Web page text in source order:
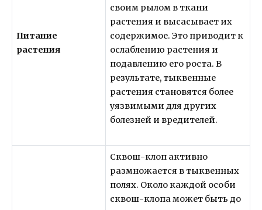
Питание
растения
своим рылом в ткани
растения и высасывает их
содержимое. Это приводит к
ослаблению растения и
подавлению его роста. В
результате, тыквенные
растения становятся более
уязвимыми для других
болезней и вредителей.
Сквош-клоп активно
размножается в тыквенных
полях. Около каждой особи
сквош-клопа может быть до